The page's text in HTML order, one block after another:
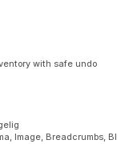
with safe undo
Image, Breadcrumbs, Bl